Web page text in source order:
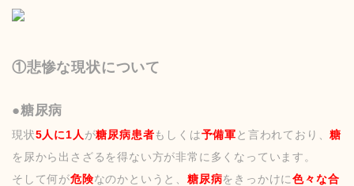
①悲惨な現状について
●糖尿病
現状5人に1人 が糖尿病患者もしくは予備軍と言われており、糖
を尿から出さざるを得ない方が非常に多くなっています。
そして何が危険なのかというと、糖尿病をきっかけに色々な合